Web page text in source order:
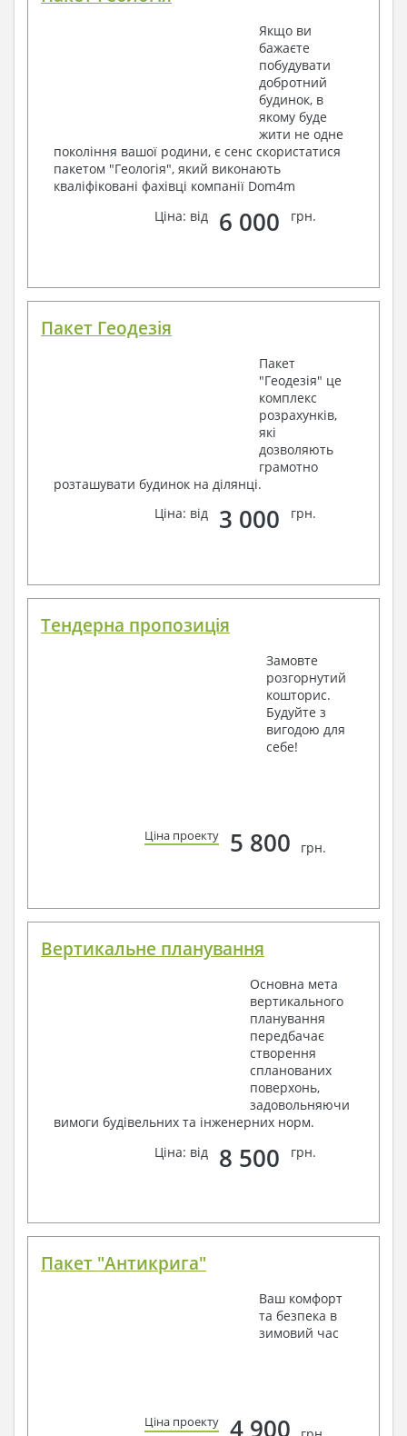
Якщо ви
бажаєте
побудувати
добротний
будинок, в
якому буде
жити не одне
покоління вашої родини, є сенс скористатися
пакетом "Геологія", який виконають
кваліфіковані фахівці компанії Dom4m
Ціна: від
6 000 грн.
Пакет Геодезія
Пакет
"Геодезія" це
комплекс
розрахунків,
які
дозволяють
грамотно
розташувати будинок на ділянці.
Ціна: від
3 000 грн.
Тендерна пропозиція
Замовте
розгорнутий
кошторис.
Будуйте з
вигодою для
себе!
Ціна проекту 5 800 грн.
Вертикальне планування
Основна мета
вертикального
планування
передбачає
створення
спланованих
поверхонь,
задовольняючи
вимоги будівельних та інженерних норм.
Ціна: від
8 500 грн.
Пакет "Антикрига"
Ваш комфорт
та безпека в
зимовий час
Ціна проекту 4 900